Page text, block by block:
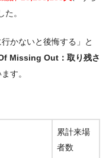
た。
かないと後悔する」と
Missing Out：取り残さ
す。
累計来場
者数